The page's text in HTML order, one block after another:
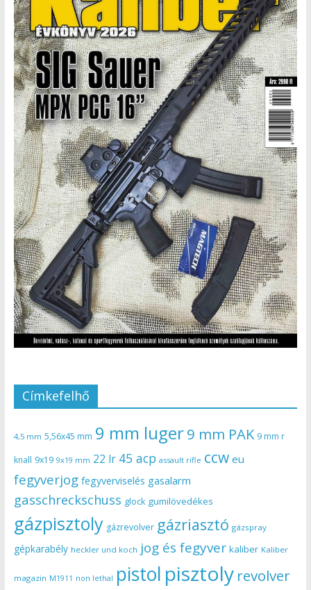
Címkefelhő
4,5 mm 5,56x45 mm 9 mm luger9 mm PAK 9 mm r
knall 9x19 9x19 mm 22 lr 45 acp assault rifle ccw eu
fegyverjog fegyverviselés gasalarm
gasschreckschuss glock gumilövedékes
gázpisztoly gázrevolver gázriasztó gázspray
gépkarabély heckler und koch jog és fegyver kaliber Kaliber
magazin M1911 non lethal pistol pisztoly revolver